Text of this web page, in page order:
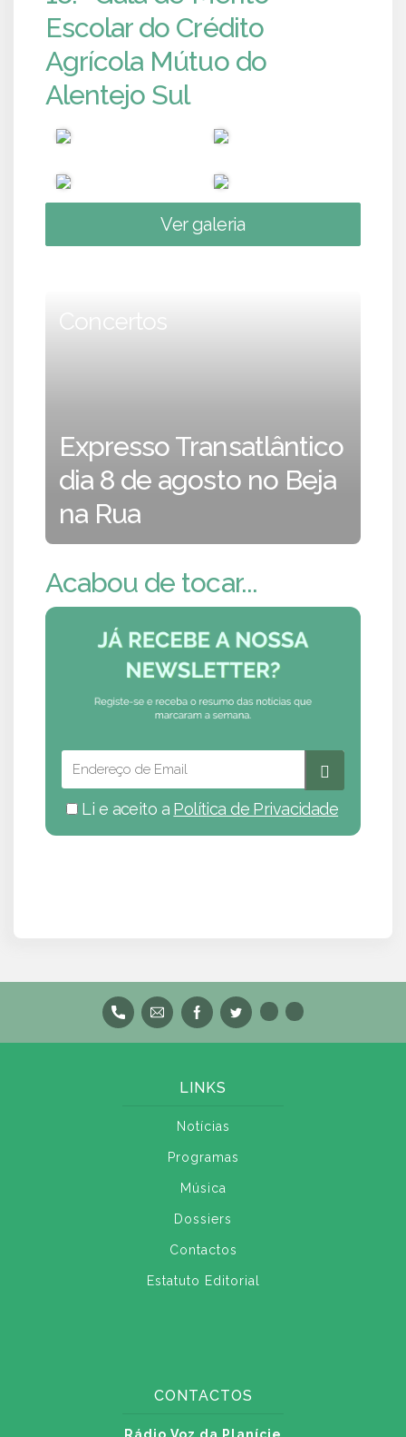
Escolar do Crédito
Agrícola Mútuo do
Alentejo Sul
Ver galeria
Concertos
Expresso Transatlântico
dia 8 de agosto no Beja
na Rua
Acabou de tocar...
Li e aceito a Política de Privacidade
LINKS
Notícias
Programas
Música
Dossiers
Contactos
Estatuto Editorial
CONTACTOS